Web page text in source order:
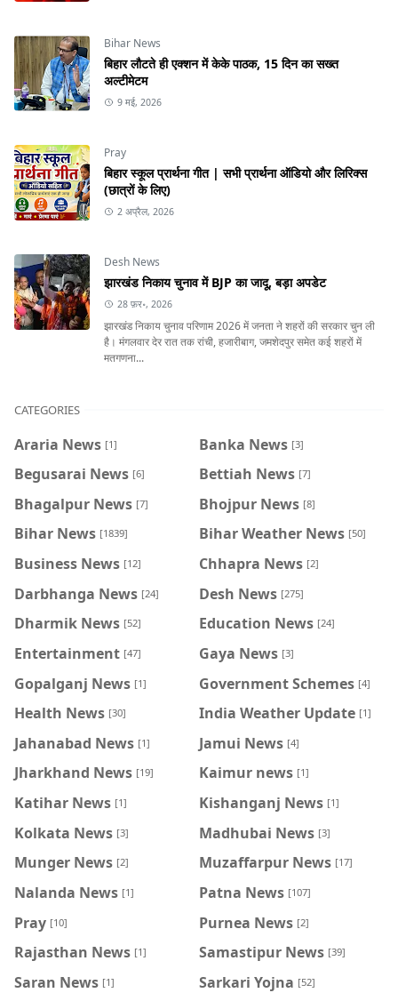
Bihar News
बिहार लौटते ही एक्शन में केके पाठक, 15 दिन का सख्त
अल्टीमेटम
9 मई, 2026
Pray
बिहार स्कूल प्रार्थना गीत | सभी प्रार्थना ऑडियो और लिरिक्स
(छात्रों के लिए)
2 अप्रैल, 2026
Desh News
झारखंड निकाय चुनाव में BJP का जादू, बड़ा अपडेट
28 फ़र॰, 2026
झारखंड निकाय चुनाव परिणाम 2026 में जनता ने शहरों की सरकार चुन ली
है। मंगलवार देर रात तक रांची, हजारीबाग, जमशेदपुर समेत कई शहरों में
मतगणना...
CATEGORIES
Araria News [1] Banka News [3]
Begusarai News [6] Bettiah News [7]
Bhagalpur News [7] Bhojpur News [8]
Bihar News [1839] Bihar Weather News [50]
Business News [12] Chhapra News [2]
Darbhanga News [24] Desh News [275]
Dharmik News [52] Education News [24]
Entertainment [47] Gaya News [3]
Gopalganj News [1] Government Schemes [4]
Health News [30] India Weather Update [1]
Jahanabad News [1] Jamui News [4]
Jharkhand News [19] Kaimur news [1]
Katihar News [1] Kishanganj News [1]
Kolkata News [3] Madhubai News [3]
Munger News [2] Muzaffarpur News [17]
Nalanda News [1] Patna News [107]
Pray [10] Purnea News [2]
Rajasthan News [1] Samastipur News [39]
Saran News [1] Sarkari Yojna [52]